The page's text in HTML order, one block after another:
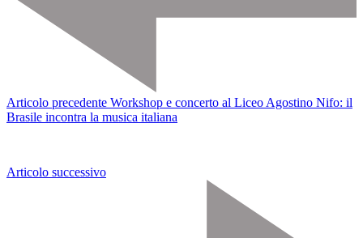
Articolo precedente Workshop e concerto al Liceo Agostino Nifo: il
Brasile incontra la musica italiana
Articolo successivo